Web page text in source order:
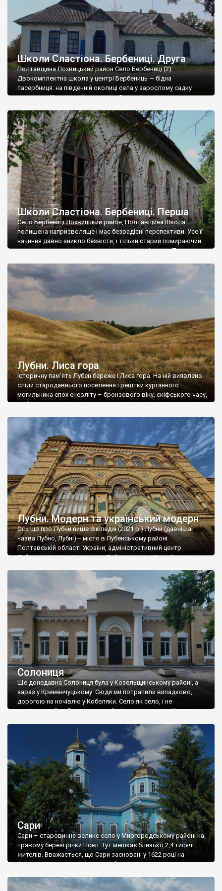
Школи Сластіона. Бербениці. Друга
Полтавщина Лохвицький район Село Бербениці (2)
Двокомплектна школа у центрі Бербениць — бідна
пасербниця: на південній околиці села у зарослому садку
ховається її вродливіша сестра. Скидається на те, що над
попрацювали пластичні хірурги. Уся центральна дільниця
школи, усупереч Сластіоновим проектам, блимає на світ
прямокутними віконницями неозначеного […]
Школи Сластіона. Бербениці. Перша
Село Бербениці Лохвицький район, Полтавщина Школа
полишена напризволяще і має безрадісні перспективи. Усе її
начиння давно зникло безвісти, і тільки старий помираючий
сад коли-не-коли згадує про веселі шкільні роки… Текст та
Лубни. Лиса гора
Історичну пам’ять Лубен береже і Лиса гора. На ній виявлено
сліди стародавнього поселення і рештки курганного
могильника епох енеоліту – бронзового віку, скіфського часу,
доби Давньої Русі. Археологічні дослідження тут проводили
О.Сухобоков, О.Супруненко. Обстеження Лисої гори
проводились Ф.Копиловим, І.Горенком, В.Непріною, Є.Махно.
А відомий археолог, засновник Лубенського краєзнавчого
музею Г.Стеллецький заповідав похоронити […]
Лубни. Модерн та український модерн
Ось що про Лубни пише Вікіпедія (2021 р.) Лубни (давніша
назва Лубно, Лубні)— місто в Лубенському районі
Полтавській області України, адміністративний центр
Лубенської міської громади і Лубенського району. За
Полтави, Кременчука і Горішніх Плавнів. Станом на 1 березня
2012 року у місті Лубни проживало 47 845 осіб. […]
Солониця
Ще донедавна Солониця була у Козельщинському районі, а
зараз у Кременчуцькому. Сюди ми потрапили випадково,
дорогою на ночівлю у Кобеляки. Село як село, і не
зупинялися б, якби не красива будівля школи, в якій ми зразу
земська була, а «вища початкова» – так вона називалася. В
Сари
Сари – старовинне велике село у Миргородському районі на
правому березі річки Псел. Тут мешкає близько 2,4 тисячі
жителів. Вважається, що Сари засновані у 1622 році на
Сарському городищі. Спочатку було десять хат, а потім село
центр волості із кількістю мешканців, яка наближалася до […]